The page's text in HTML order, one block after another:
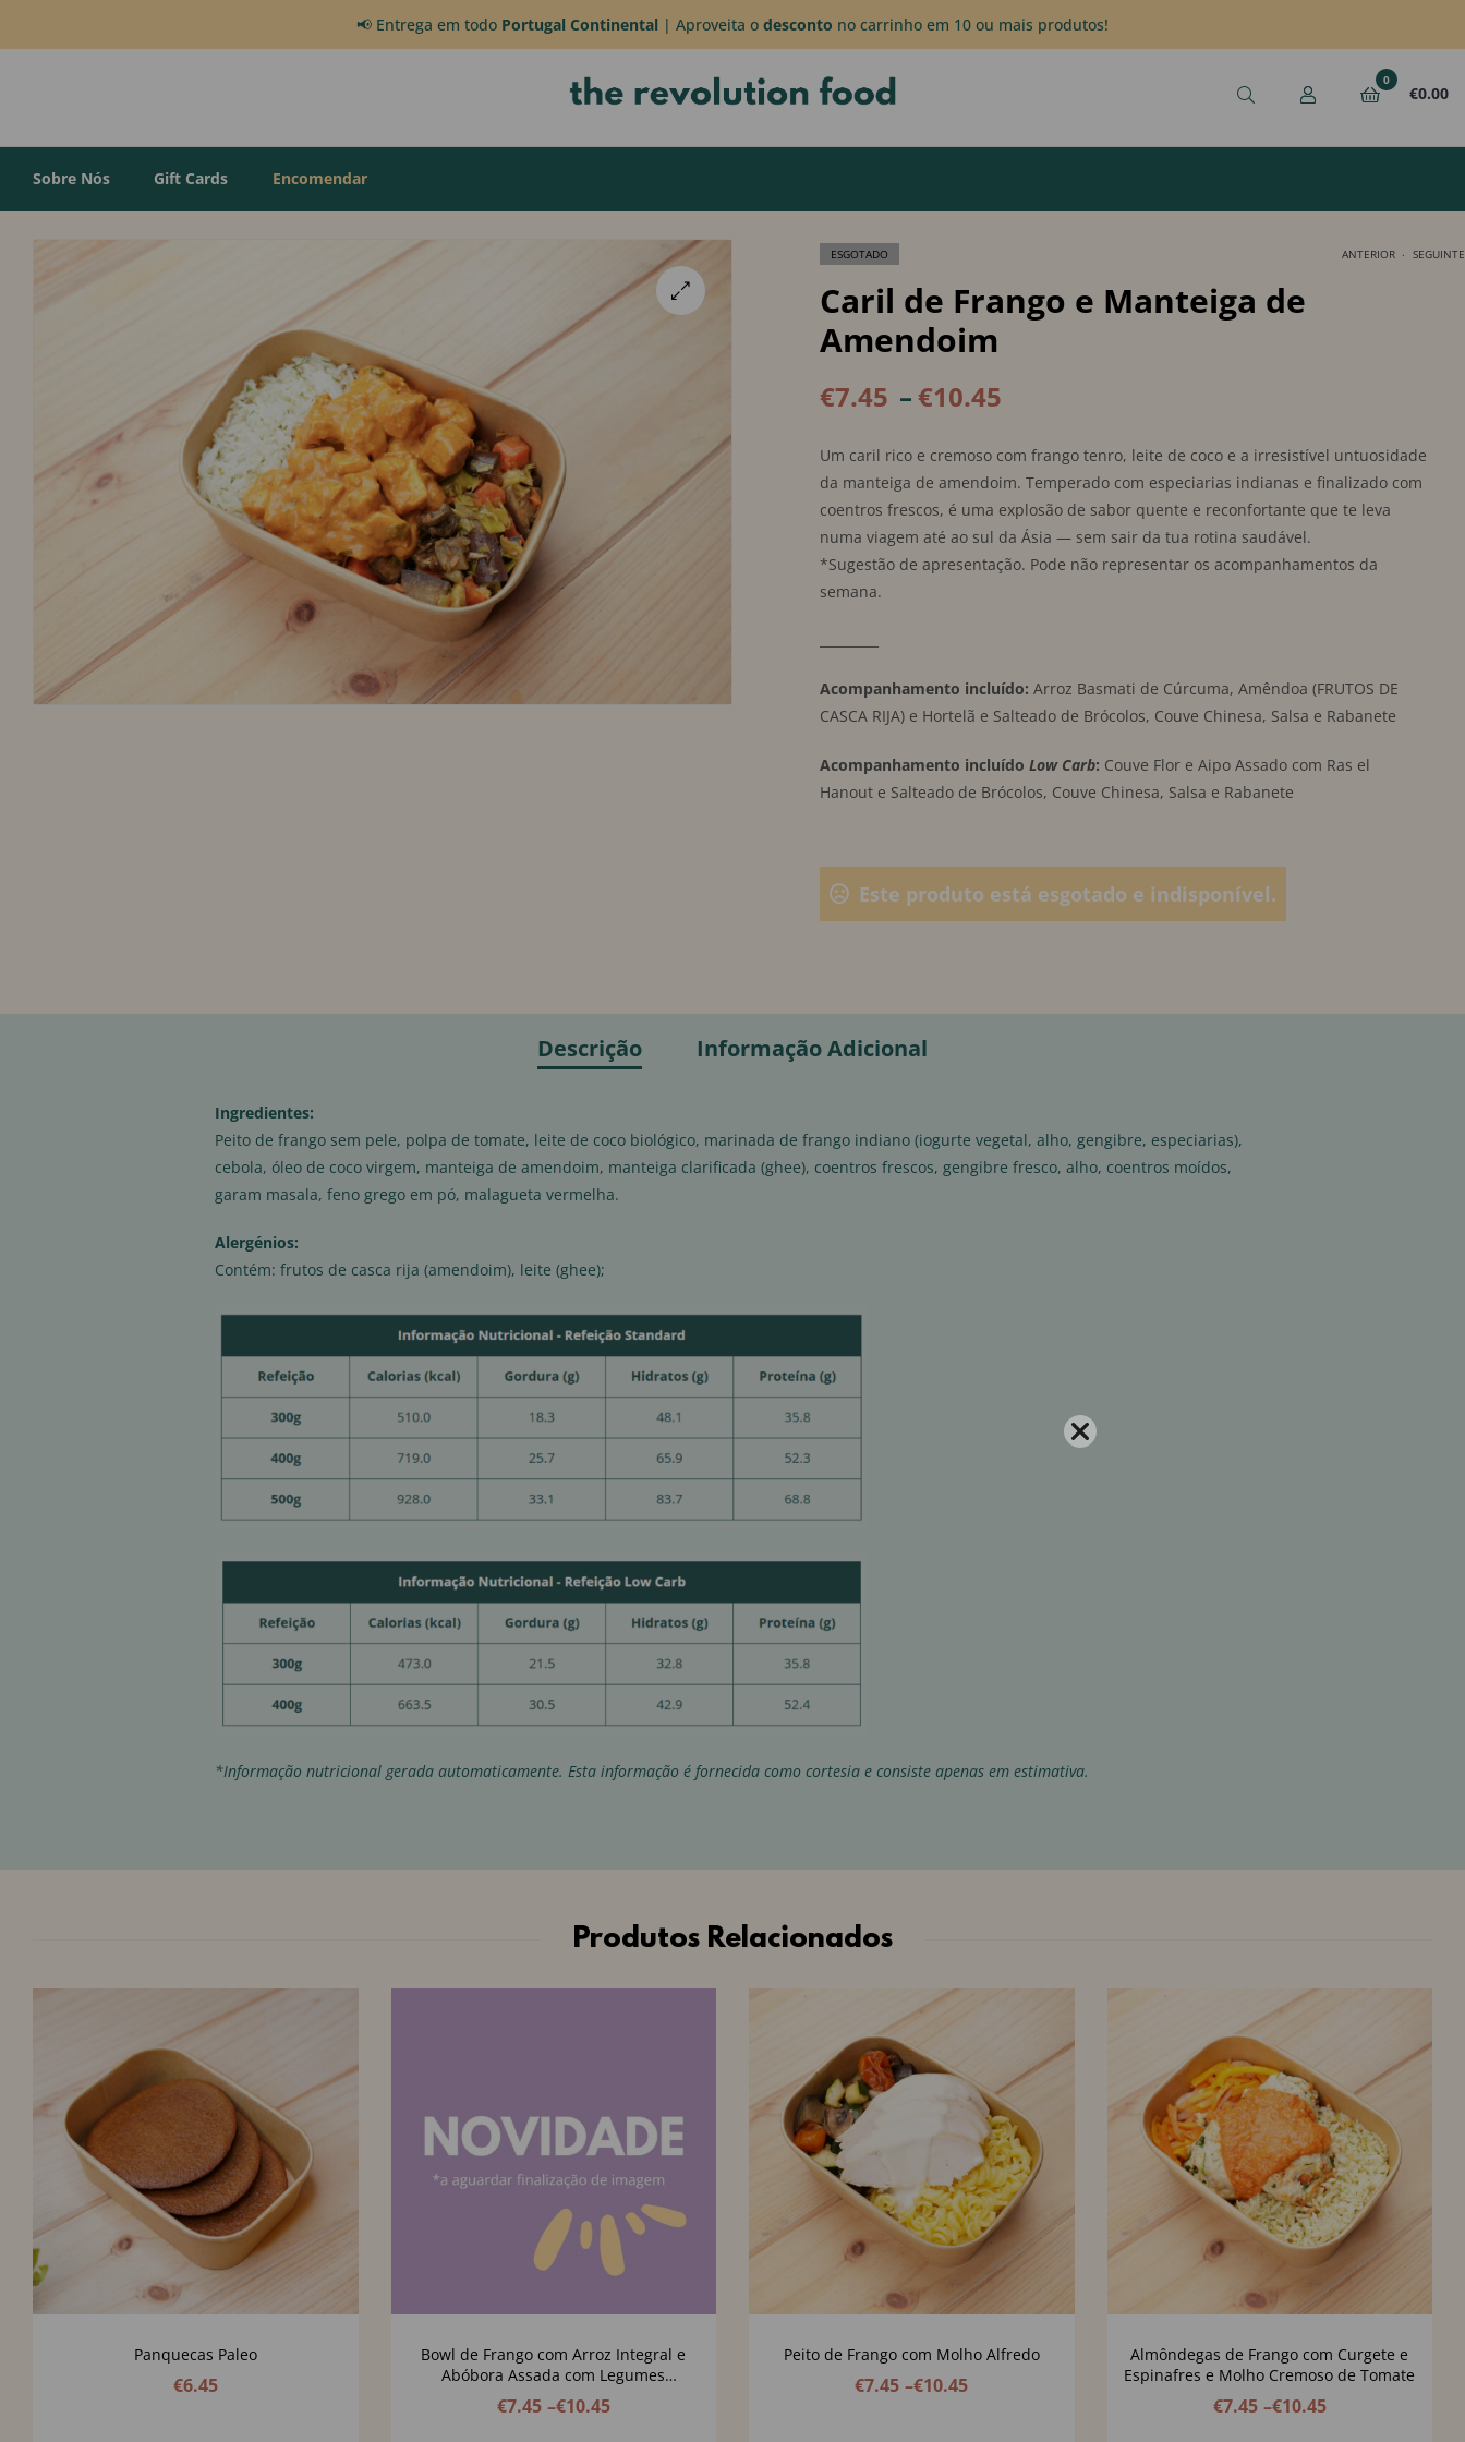
📢 Entrega em todo Portugal Continental | Aproveita o desconto no carrinho em 10 ou mais produtos!
0
€0.00
Sobre Nós Gift Cards Encomendar
ANTERIOR SEGUINTE
ESGOTADO
Caril de Frango e Manteiga de
Amendoim
€7.45 – €10.45
Um caril rico e cremoso com frango tenro, leite de coco e a irresistível untuosidade
da manteiga de amendoim. Temperado com especiarias indianas e finalizado com
coentros frescos, é uma explosão de sabor quente e reconfortante que te leva
numa viagem até ao sul da Ásia — sem sair da tua rotina saudável.
*Sugestão de apresentação. Pode não representar os acompanhamentos da
semana.
Acompanhamento incluído: Arroz Basmati de Cúrcuma, Amêndoa (FRUTOS DE
CASCA RIJA) e Hortelã e Salteado de Brócolos, Couve Chinesa, Salsa e Rabanete
Acompanhamento incluído Low Carb: Couve Flor e Aipo Assado com Ras el
Hanout e Salteado de Brócolos, Couve Chinesa, Salsa e Rabanete
Este produto está esgotado e indisponível.
Descrição Informação Adicional
Ingredientes:
Peito de frango sem pele, polpa de tomate, leite de coco biológico, marinada de frango indiano (iogurte vegetal, alho, gengibre, especiarias),
cebola, óleo de coco virgem, manteiga de amendoim, manteiga clarificada (ghee), coentros frescos, gengibre fresco, alho, coentros moídos,
garam masala, feno grego em pó, malagueta vermelha.
Alergénios:
Contém: frutos de casca rija (amendoim), leite (ghee);
*Informação nutricional gerada automaticamente. Esta informação é fornecida como cortesia e consiste apenas em estimativa.
Produtos Relacionados
Panquecas Paleo
€6.45
Bowl de Frango com Arroz Integral e
Abóbora Assada com Legumes
Balsâmicos, Queijo Creme de Caju e
Pevides de Abóbora
€7.45 –€10.45
Peito de Frango com Molho Alfredo
€7.45 –€10.45
Almôndegas de Frango com Curgete e
Espinafres e Molho Cremoso de Tomate
€7.45 –€10.45